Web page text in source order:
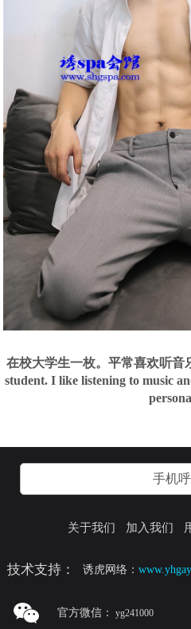
在校大学生一枚。平常喜欢听音
student. I like listening to music
手机
关于我们 加入我们
技术支持： 诱虎网络：
官方微信： yg241000